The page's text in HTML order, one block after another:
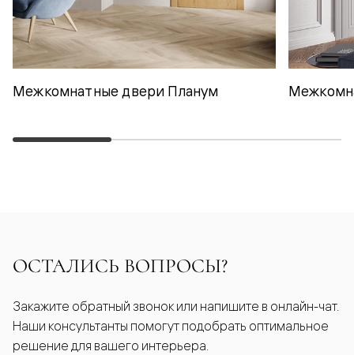
Межкомнатные двери Планум
ОСТАЛИСЬ ВОПРОСЫ?
Закажите обратный звонок или напишите в онлайн-чат.
Наши консультанты помогут подобрать оптимальное
решение для вашего интерьера.